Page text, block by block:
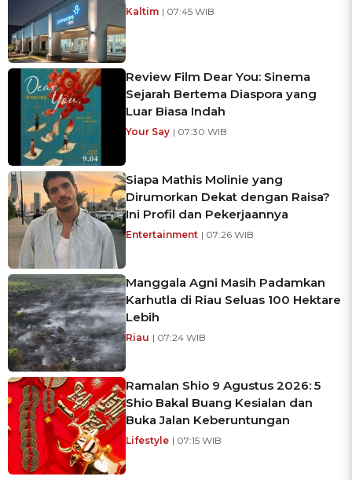
Kaltim | 07:45 WIB
Review Film Dear You: Sinema
Sejarah Bertema Diaspora yang
Luar Biasa Indah
Your Say | 07:30 WIB
Siapa Mathis Molinie yang
Dirumorkan Dekat dengan Raisa?
Ini Profil dan Pekerjaannya
Entertainment | 07:26 WIB
Manggala Agni Masih Padamkan
Karhutla di Riau Seluas 100 Hektare
Lebih
Riau | 07:24 WIB
Ramalan Shio 9 Agustus 2026: 5
Shio Bakal Buang Kesialan dan
Buka Jalan Keberuntungan
Lifestyle | 07:15 WIB